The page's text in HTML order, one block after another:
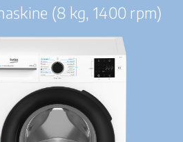
(8 kg, 1400 rpm)